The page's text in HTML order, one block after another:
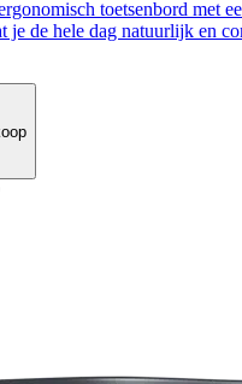
toetsenbord met
je de hele dag natuurlijk en